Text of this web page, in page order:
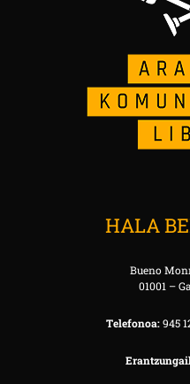
HALA
Bueno
01001 –
Telefonoa:945